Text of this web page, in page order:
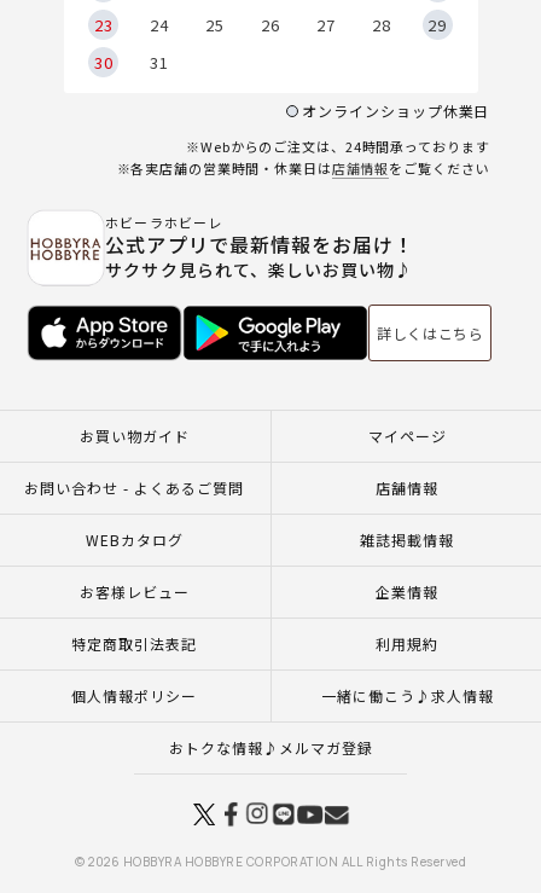
23
24 25 26 27 28
29
30
31
オンラインショップ休業日
※Webからのご注文は、24時間承っております
※各実店舗の営業時間・休業日は店舗情報をご覧ください
ホビーラホビーレ
公式アプリで最新情報をお届け！
サクサク見られて、楽しいお買い物♪
詳しくはこちら
お買い物ガイド マイページ
お問い合わせ - よくあるご質問 店舗情報
WEBカタログ 雑誌掲載情報
お客様レビュー 企業情報
特定商取引法表記 利用規約
個人情報ポリシー 一緒に働こう♪求人情報
おトクな情報♪メルマガ登録
© 2026 HOBBYRA HOBBYRE CORPORATION ALL Rights Reserved